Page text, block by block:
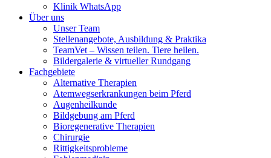
Klinik WhatsApp
Über uns
Unser Team
Stellenangebote, Ausbildung & Praktika
TeamVet – Wissen teilen. Tiere heilen.
Bildergalerie & virtueller Rundgang
Fachgebiete
Alternative Therapien
Atemwegserkrankungen beim Pferd
Augenheilkunde
Bildgebung am Pferd
Bioregenerative Therapien
Chirurgie
Rittigkeitsprobleme